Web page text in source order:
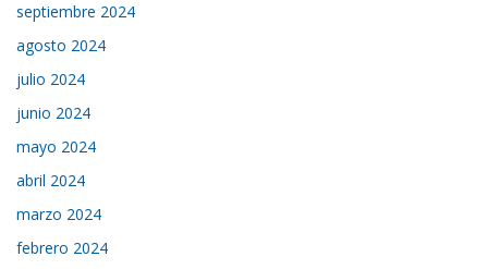
septiembre 2024
agosto 2024
julio 2024
junio 2024
mayo 2024
abril 2024
marzo 2024
febrero 2024